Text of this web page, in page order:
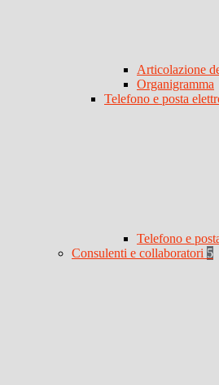
Articolazione
Organigramma
Telefono e posta
Telefono e
Consulenti e collaboratori 5